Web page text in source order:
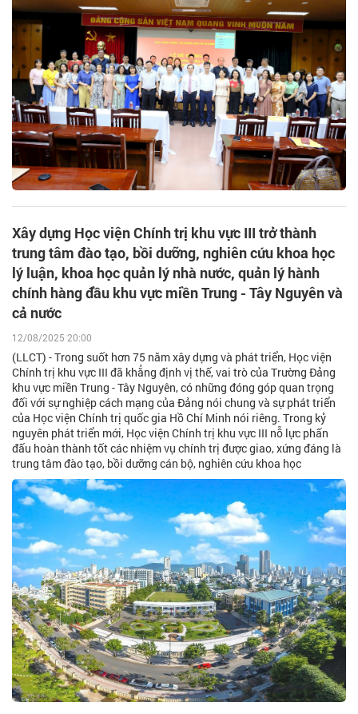
Xây dựng Học viện Chính trị khu vực III trở thành
trung tâm đào tạo, bồi dưỡng, nghiên cứu khoa học
lý luận, khoa học quản lý nhà nước, quản lý hành
chính hàng đầu khu vực miền Trung - Tây Nguyên và
cả nước
12/08/2025 20:00
(LLCT) - Trong suốt hơn 75 năm xây dựng và phát triển, Học viện
Chính trị khu vực III đã khẳng định vị thế, vai trò của Trường Đảng
khu vực miền Trung - Tây Nguyên, có những đóng góp quan trọng
đối với sự nghiệp cách mạng của Đảng nói chung và sự phát triển
của Học viện Chính trị quốc gia Hồ Chí Minh nói riêng. Trong kỷ
nguyên phát triển mới, Học viện Chính trị khu vực III nỗ lực phấn
đấu hoàn thành tốt các nhiệm vụ chính trị được giao, xứng đáng là
trung tâm đào tạo, bồi dưỡng cán bộ, nghiên cứu khoa học